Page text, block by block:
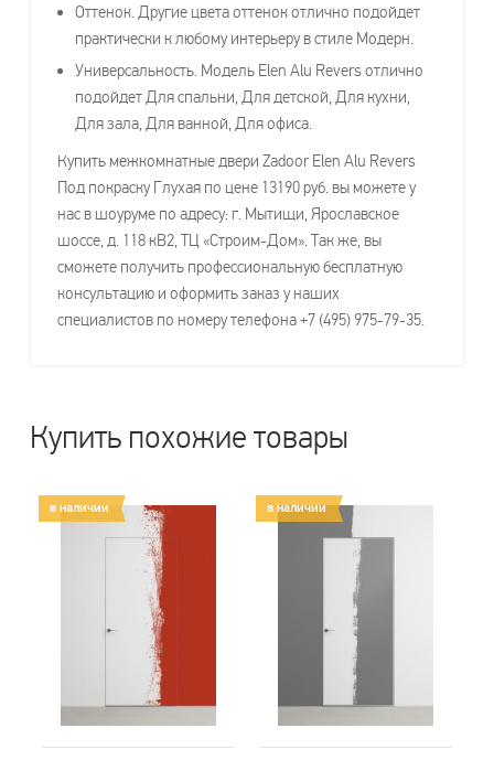
Оттенок. Другие цвета оттенок отлично подойдет
практически к любому интерьеру в стиле Модерн.
Универсальность. Модель Elen Alu Revers отлично
подойдет Для спальни, Для детской, Для кухни,
Для зала, Для ванной, Для офиса.
Купить межкомнатные двери Zadoor Elen Alu Revers
Под покраску Глухая по цене 13190 руб. вы можете у
нас в шоуруме по адресу: г. Мытищи, Ярославское
шоссе, д. 118 кВ2, ТЦ «Строим-Дом». Так же, вы
сможете получить профессиональную бесплатную
консультацию и оформить заказ у наших
специалистов по номеру телефона +7 (495) 975-79-35.
Купить похожие товары
в наличии в наличии